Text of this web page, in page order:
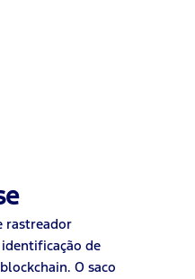
rastreador
identificação de
O saco